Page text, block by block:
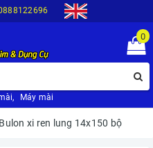
0
, Máy mài
Bulon xi ren lung 14x150 bộ